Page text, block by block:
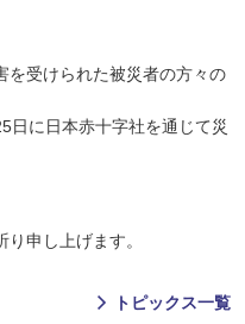
を受けられた被災者の方々の
日に日本赤十字社を通じて災
申し上げます。
トピックス一覧